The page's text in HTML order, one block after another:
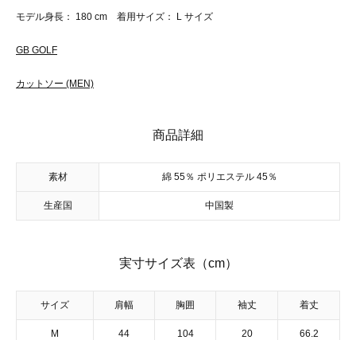
モデル身長： 180 cm 着用サイズ： L サイズ
GB GOLF
カットソー (MEN)
商品詳細
素材 綿 55％ ポリエステル 45％
生産国 中国製
実寸サイズ表（cm）
サイズ 肩幅 胸囲 袖丈 着丈
M 44 104 20 66.2